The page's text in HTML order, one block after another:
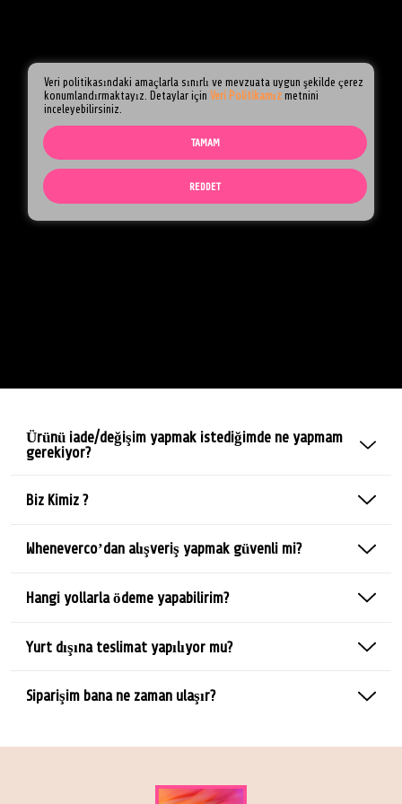
SSS
Anasayfa SSS
Ürünü iade/değişim yapmak istediğimde ne yapmam
gerekiyor?
Biz Kimiz ?
Wheneverco’dan alışveriş yapmak güvenli mi?
Hangi yollarla ödeme yapabilirim?
Yurt dışına teslimat yapılıyor mu?
Siparişim bana ne zaman ulaşır?
Veri politikasındaki amaçlarla sınırlı ve mevzuata uygun şekilde çerez
konumlandırmaktayız. Detaylar içinVeri Politikamızmetnini
inceleyebilirsiniz.
TAMAM
REDDET